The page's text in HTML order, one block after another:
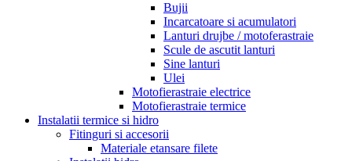
Bujii
Incarcatoare si acumulatori
Lanturi drujbe / motoferastraie
Scule de ascutit lanturi
Sine lanturi
Ulei
Motofierastraie electrice
Motofierastraie termice
Instalatii termice si hidro
Fitinguri si accesorii
Materiale etansare filete